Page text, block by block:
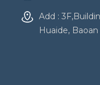
Add :
Huaide,